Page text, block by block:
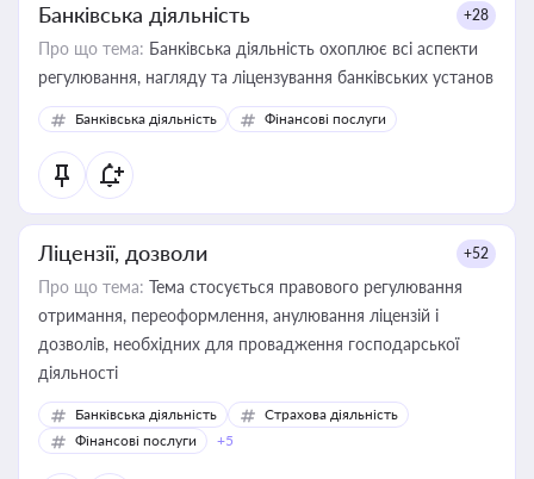
Банківська діяльність +28
Про що тема: Банківська діяльність охоплює всі аспекти
регулювання, нагляду та ліцензування банківських установ
Банківська діяльність Фінансові послуги
Ліцензії, дозволи +52
Про що тема: Тема стосується правового регулювання
отримання, переоформлення, анулювання ліцензій і
дозволів, необхідних для провадження господарської
діяльності
Банківська діяльність
Страхова діяльність
Фінансові послуги
+5